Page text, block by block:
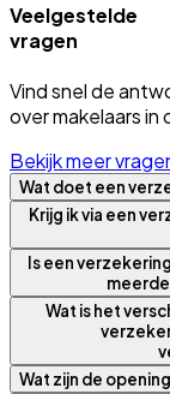
Veelgestelde
vragen
Vind snel de
over makelaars in
Bekijk meer
Wat doet een
Krijg ik via een
Is een
Wat is het
Wat zijn de